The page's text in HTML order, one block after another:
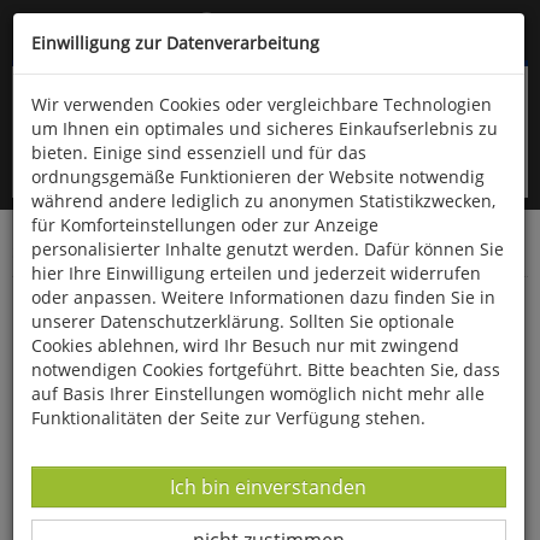
Kompletten Head der Seite überspringen
oder (06766) 9323-960
Startseite Technik & Freizeit Spiel & Spaß Diverses
Modellauto »Trabant 601«
Einwilligung zur Datenverarbeitung
Wir verwenden Cookies oder vergleichbare Technologien
um Ihnen ein optimales und sicheres Einkaufserlebnis zu
bieten. Einige sind essenziell und für das
ordnungsgemäße Funktionieren der Website notwendig
während andere lediglich zu anonymen Statistikzwecken,
für Komforteinstellungen oder zur Anzeige
personalisierter Inhalte genutzt werden. Dafür können Sie
hier Ihre Einwilligung erteilen und jederzeit widerrufen
oder anpassen. Weitere Informationen dazu finden Sie in
unserer Datenschutzerklärung. Sollten Sie optionale
Cookies ablehnen, wird Ihr Besuch nur mit zwingend
notwendigen Cookies fortgeführt. Bitte beachten Sie, dass
auf Basis Ihrer Einstellungen womöglich nicht mehr alle
Funktionalitäten der Seite zur Verfügung stehen.
Datenverarbeitung -
Ich bin einverstanden